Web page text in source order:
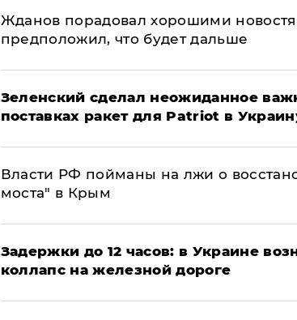
Жданов порадовал хорошими
предположил, что будет дальше
Зеленский сделал неожиданное
поставках ракет для Patriot в
Власти РФ пойманы на лжи о
моста" в Крым
Задержки до 12 часов: в Украине
коллапс на железной дороге